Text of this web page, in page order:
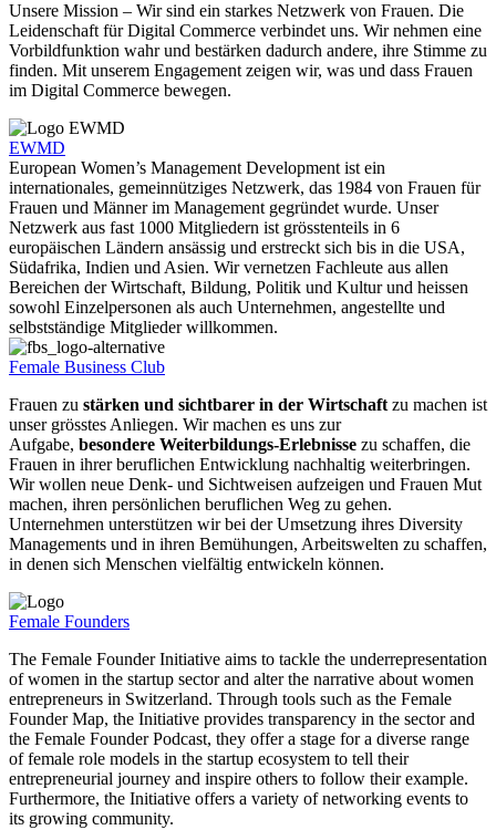
Unsere Mission – Wir sind ein starkes Netzwerk von Frauen. Die
Leidenschaft für Digital Commerce verbindet uns. Wir nehmen eine
Vorbildfunktion wahr und bestärken dadurch andere, ihre Stimme zu
finden. Mit unserem Engagement zeigen wir, was und dass Frauen
im Digital Commerce bewegen.
EWMD
European Women’s Management Development ist ein
internationales, gemeinnütziges Netzwerk, das 1984 von Frauen für
Frauen und Männer im Management gegründet wurde. Unser
Netzwerk aus fast 1000 Mitgliedern ist grösstenteils in 6
europäischen Ländern ansässig und erstreckt sich bis in die USA,
Südafrika, Indien und Asien. Wir vernetzen Fachleute aus allen
Bereichen der Wirtschaft, Bildung, Politik und Kultur und heissen
sowohl Einzelpersonen als auch Unternehmen, angestellte und
selbstständige Mitglieder willkommen.
Female Business Club
Frauen zu stärken und sichtbarer in der Wirtschaft zu machen ist
unser grösstes Anliegen. Wir machen es uns zur
Aufgabe, besondere Weiterbildungs-Erlebnisse zu schaffen, die
Frauen in ihrer beruflichen Entwicklung nachhaltig weiterbringen.
Wir wollen neue Denk- und Sichtweisen aufzeigen und Frauen Mut
machen, ihren persönlichen beruflichen Weg zu gehen.
Unternehmen unterstützen wir bei der Umsetzung ihres Diversity
Managements und in ihren Bemühungen, Arbeitswelten zu schaffen,
in denen sich Menschen vielfältig entwickeln können.
Female Founders
The Female Founder Initiative aims to tackle the underrepresentation
of women in the startup sector and alter the narrative about women
entrepreneurs in Switzerland. Through tools such as the Female
Founder Map, the Initiative provides transparency in the sector and
the Female Founder Podcast, they offer a stage for a diverse range
of female role models in the startup ecosystem to tell their
entrepreneurial journey and inspire others to follow their example.
Furthermore, the Initiative offers a variety of networking events to
its growing community.